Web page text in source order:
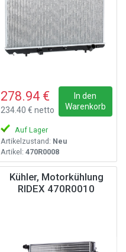
278.94 €
234.40 € netto
In den
Warenkorb
Auf Lager
Artikelzustand: Neu
Artikel: 470R0008
Kühler, Motorkühlung
RIDEX 470R0010